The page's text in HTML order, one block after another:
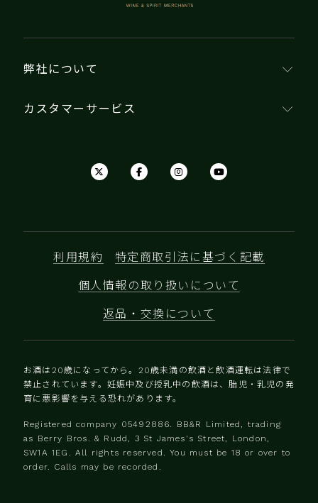
弊社について
カスタマーサービス
利用規約 特定商取引法に基づく記載
個人情報の取り扱いについて
返品・交換について
お酒は20歳になってから。20歳未満の飲酒と飲酒運転は法律で
禁止されています。妊娠中及び授乳中の飲酒は、胎児・乳児の発
育に悪影響を与える恐れがあります。
Registered company 0‍5492886. BB&R Limited, trading
as Berry Bros. & Rudd, 3 St James's Street, London,
SW1A 1EG. All rights reserved. You must be 18 or over to
order. Calls may be recorded.